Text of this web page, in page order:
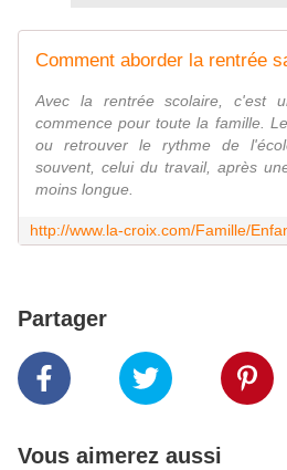
Comment aborder la rentrée
Avec la rentrée scolaire, c'est
commence pour toute la famille.
ou retrouver le rythme de
souvent, celui du travail, après
moins longue.
Partager
Vous aimerez aussi